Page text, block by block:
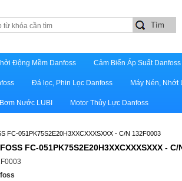
Động Mềm Danfoss Cảm Biến Áp Suất Danfoss
Đá lọc, Phin Lọc Danfoss Máy Nén, Nhớt
Nước LUBI Motor Thủy Lực Danfoss
FC-051PK75S2E20H3XXCXXXSXXX - C/N 132F0003
FC-051PK75S2E20H3XXCXXXSXXX - C/